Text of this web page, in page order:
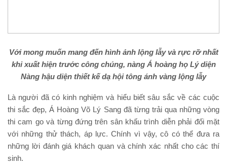
Với mong muốn mang đến hình ảnh lộng lẫy và rực rỡ nhất
khi xuất hiện trước công chúng, nàng Á hoàng họ Lý diện
Nàng hậu diện thiết kế dạ hội tông ánh vàng lộng lẫy
Là người đã có kinh nghiệm và hiểu biết sâu sắc về các cuộc
thi sắc đẹp, Á Hoàng Võ Lý Sang đã từng trải qua những vòng
thi cam go và từng đứng trên sân khấu trình diễn phải đối mặt
với những thử thách, áp lực. Chính vì vậy, cô có thể đưa ra
những lời đánh giá khách quan và chính xác nhất cho các thí
sinh.